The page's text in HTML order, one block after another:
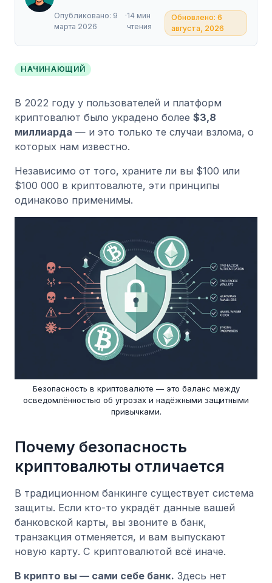
Опубликовано: 9
марта 2026
·14 мин
чтения
Обновлено: 6
августа, 2026
НАЧИНАЮЩИЙ
В 2022 году у пользователей и платформ
криптовалют было украдено более $3,8
миллиарда — и это только те случаи взлома, о
которых нам известно.
Независимо от того, храните ли вы $100 или
$100 000 в криптовалюте, эти принципы
одинаково применимы.
Безопасность в криптовалюте — это баланс между
осведомлённостью об угрозах и надёжными защитными
привычками.
Почему безопасность
криптовалюты отличается
В традиционном банкинге существует система
защиты. Если кто-то украдёт данные вашей
банковской карты, вы звоните в банк,
транзакция отменяется, и вам выпускают
новую карту. С криптовалютой всё иначе.
В крипто вы — сами себе банк. Здесь нет